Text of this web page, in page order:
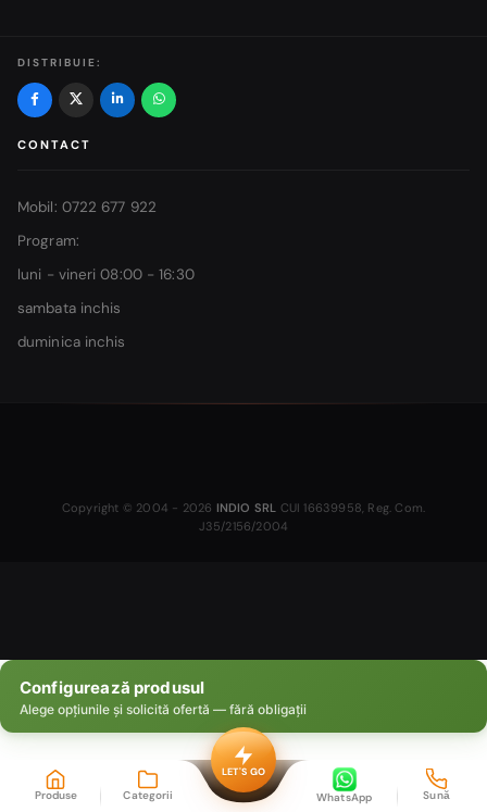
DISTRIBUIE:
CONTACT
Mobil: 0722 677 922
Program:
luni - vineri 08:00 - 16:30
sambata inchis
duminica inchis
Copyright © 2004 - 2026 INDIO SRL CUI 16639958, Reg. Com.
J35/2156/2004
Configurează produsul
Alege opțiunile și solicită ofertă — fără obligații
LET'S GO
Produse Categorii WhatsApp Sună